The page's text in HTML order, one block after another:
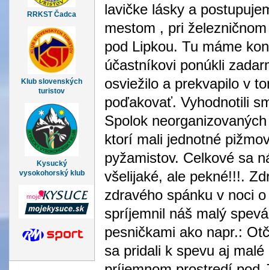
RRKST Čadca
Klub slovenských
turistov
Kysucký
vysokohorský klub
lavičke lásky a
mestom , pri
pod Lipkou. Tu máme
účastníkovi ponúkli
osviežilo a prekvapilo v
poďakovať. Vyhodnotili
Spolok
ktorí mali jednotné
pyžamistov. Celkové sa
všelijaké, ale pekné!!!.
zdravého spánku v noci
spríjemnil náš malý
pesničkami ako napr.:
sa pridali k spevu aj